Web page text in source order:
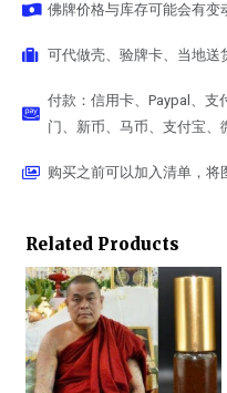
佛牌价格与库存可能会有变
可代做壳、验牌卡、当地送
付款：信用卡、Paypal、支
门、新币、马币、支付宝、
购买之前可以加入清单，将
Related Products